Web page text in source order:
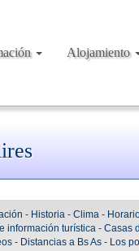
Alojamiento
- Historia -Clima -
información turística- Casas
- Distancias a Bs As- Los